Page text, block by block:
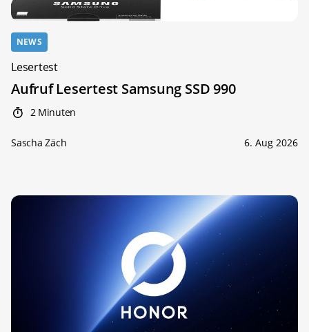
NEWS
Lesertest
Aufruf Lesertest Samsung SSD 990
2 Minuten
Sascha Zäch 6. Aug 2026